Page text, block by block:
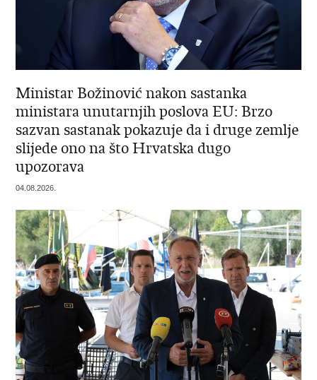
Ministar Božinović nakon sastanka
ministara unutarnjih poslova EU: Brzo
sazvan sastanak pokazuje da i druge zemlje
slijede ono na što Hrvatska dugo
upozorava
04.08.2026.